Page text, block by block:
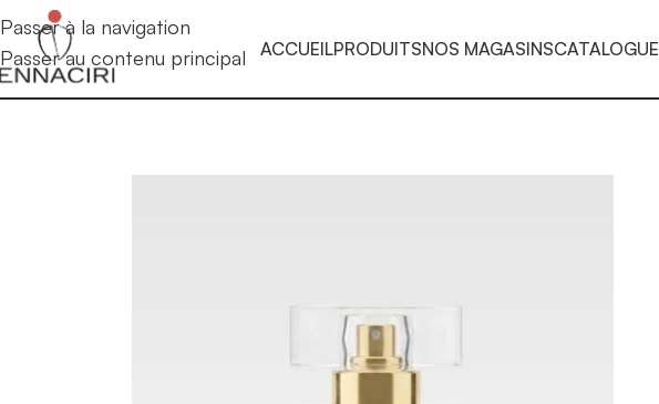
Passer à la navigation
Passer au contenu principal
ACCUEILPRODUITSNOS MAGASINSCATALOGUE